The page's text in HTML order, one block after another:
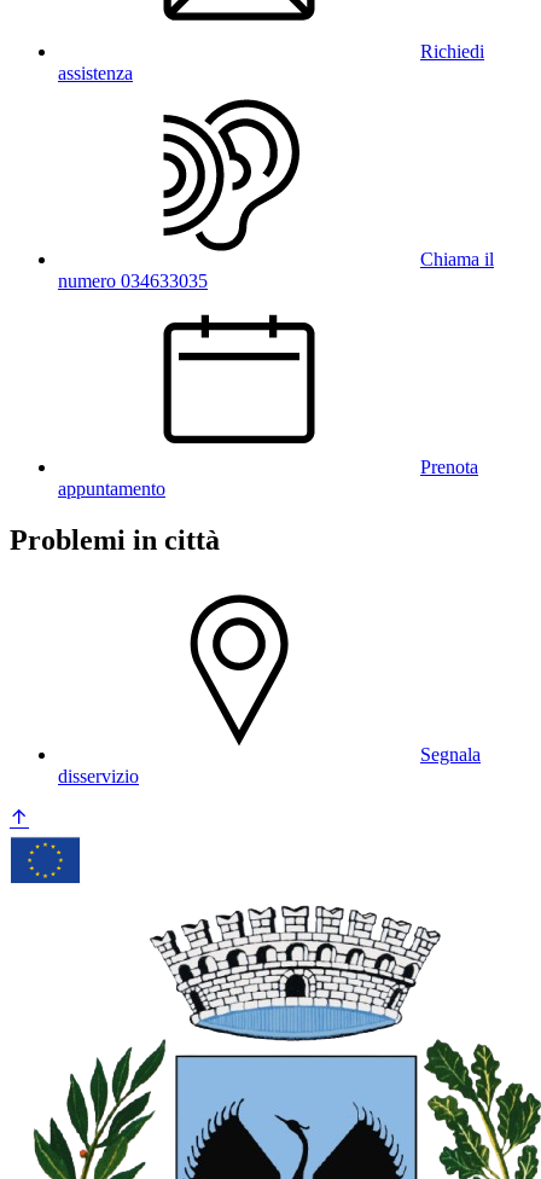
Richiedi
assistenza
Chiama il
numero 034633035
Prenota
appuntamento
Problemi in città
Segnala
disservizio